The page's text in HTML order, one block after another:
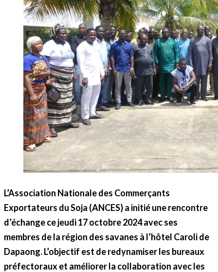
L’Association Nationale des Commerçants
Exportateurs du Soja (ANCES) a initié une rencontre
d’échange ce jeudi 17 octobre 2024 avec ses
membres de la région des savanes à l’hôtel Caroli de
Dapaong. L’objectif est de redynamiser les bureaux
préfectoraux et améliorer la collaboration avec les